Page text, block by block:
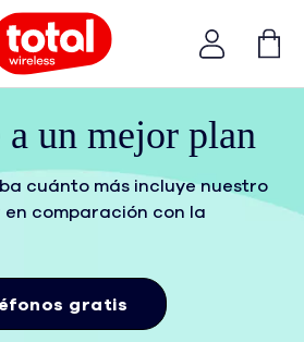
a un mejor plan
cuánto más incluye nuestro
en comparación con la
gratis